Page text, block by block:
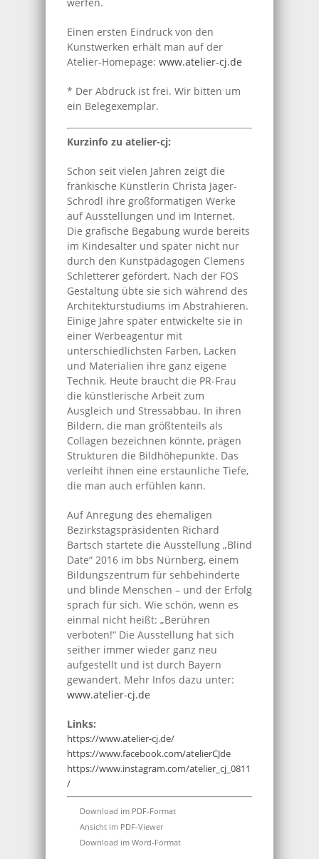
Einen ersten Eindruck von den
Kunstwerken erhält man auf der
Atelier-Homepage: www.atelier-cj.de
* Der Abdruck ist frei. Wir bitten um
ein Belegexemplar.
Kurzinfo zu atelier-cj:
Schon seit vielen Jahren zeigt die
fränkische Künstlerin Christa Jäger-
Schrödl ihre großformatigen Werke
auf Ausstellungen und im Internet.
Die grafische Begabung wurde bereits
im Kindesalter und später nicht nur
durch den Kunstpädagogen Clemens
Schletterer gefördert. Nach der FOS
Gestaltung übte sie sich während des
Architekturstudiums im Abstrahieren.
Einige Jahre später entwickelte sie in
einer Werbeagentur mit
unterschiedlichsten Farben, Lacken
und Materialien ihre ganz eigene
Technik. Heute braucht die PR-Frau
die künstlerische Arbeit zum
Ausgleich und Stressabbau. In ihren
Bildern, die man größtenteils als
Collagen bezeichnen könnte, prägen
Strukturen die Bildhöhepunkte. Das
verleiht ihnen eine erstaunliche Tiefe,
die man auch erfühlen kann.
Auf Anregung des ehemaligen
Bezirkstagspräsidenten Richard
Bartsch startete die Ausstellung „Blind
Date“ 2016 im bbs Nürnberg, einem
Bildungszentrum für sehbehinderte
und blinde Menschen – und der Erfolg
sprach für sich. Wie schön, wenn es
einmal nicht heißt: „Berühren
verboten!“ Die Ausstellung hat sich
seither immer wieder ganz neu
aufgestellt und ist durch Bayern
gewandert. Mehr Infos dazu unter:
www.atelier-cj.de
Links:
https://www.atelier-cj.de/
https://www.facebook.com/atelierCJde
https://www.instagram.com/atelier_cj_0811
/
Download im PDF-Format
Ansicht im PDF-Viewer
Download im Word-Format